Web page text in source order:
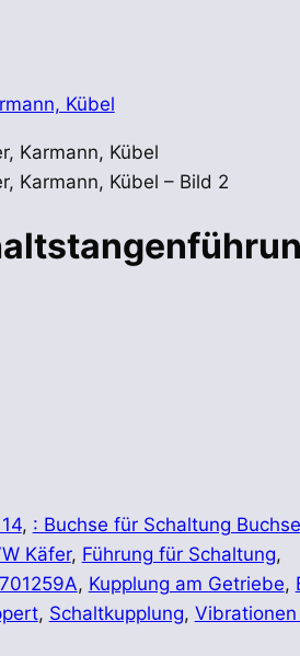
, : Buchse für Schaltung
Käfer, Führung für Schaltung,
, Kupplung am Getriebe,
, Schaltkupplung,